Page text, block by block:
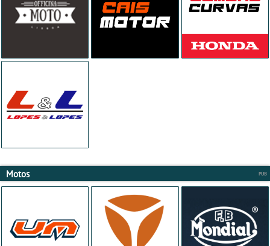
Motos